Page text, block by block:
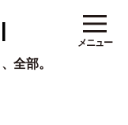
全部。
メニュー